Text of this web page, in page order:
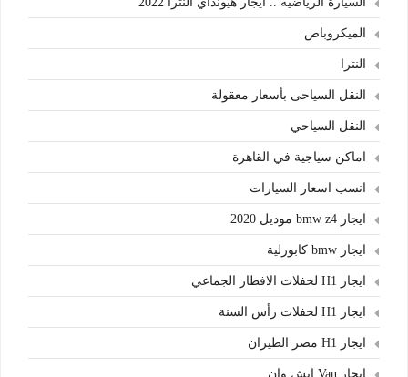
الميكروباص
النترا
النقل السياحى بأسعار معقولة
النقل السياحي
اماكن سياجية في القاهرة
انسب اسعار السيارات
ايجار bmw z4 موديل 2020
ايجار bmw كابورلية
ايجار H1 لحفلات الافطار الجماعي
ايجار H1 لحفلات رأس السنة
ايجار H1 مصر الطيران
ايجار Van اتش وان